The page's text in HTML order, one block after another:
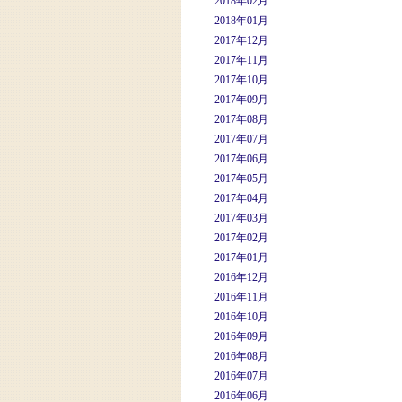
2018年01月
2017年12月
2017年11月
2017年10月
2017年09月
2017年08月
2017年07月
2017年06月
2017年05月
2017年04月
2017年03月
2017年02月
2017年01月
2016年12月
2016年11月
2016年10月
2016年09月
2016年08月
2016年07月
2016年06月